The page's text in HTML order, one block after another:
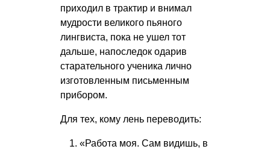
приходил в трактир и внимал
мудрости великого пьяного
лингвиста, пока не ушел тот
дальше, напоследок одарив
старательного ученика лично
изготовленным письменным
прибором.
Для тех, кому лень переводить:
«Работа моя. Сам видишь, в